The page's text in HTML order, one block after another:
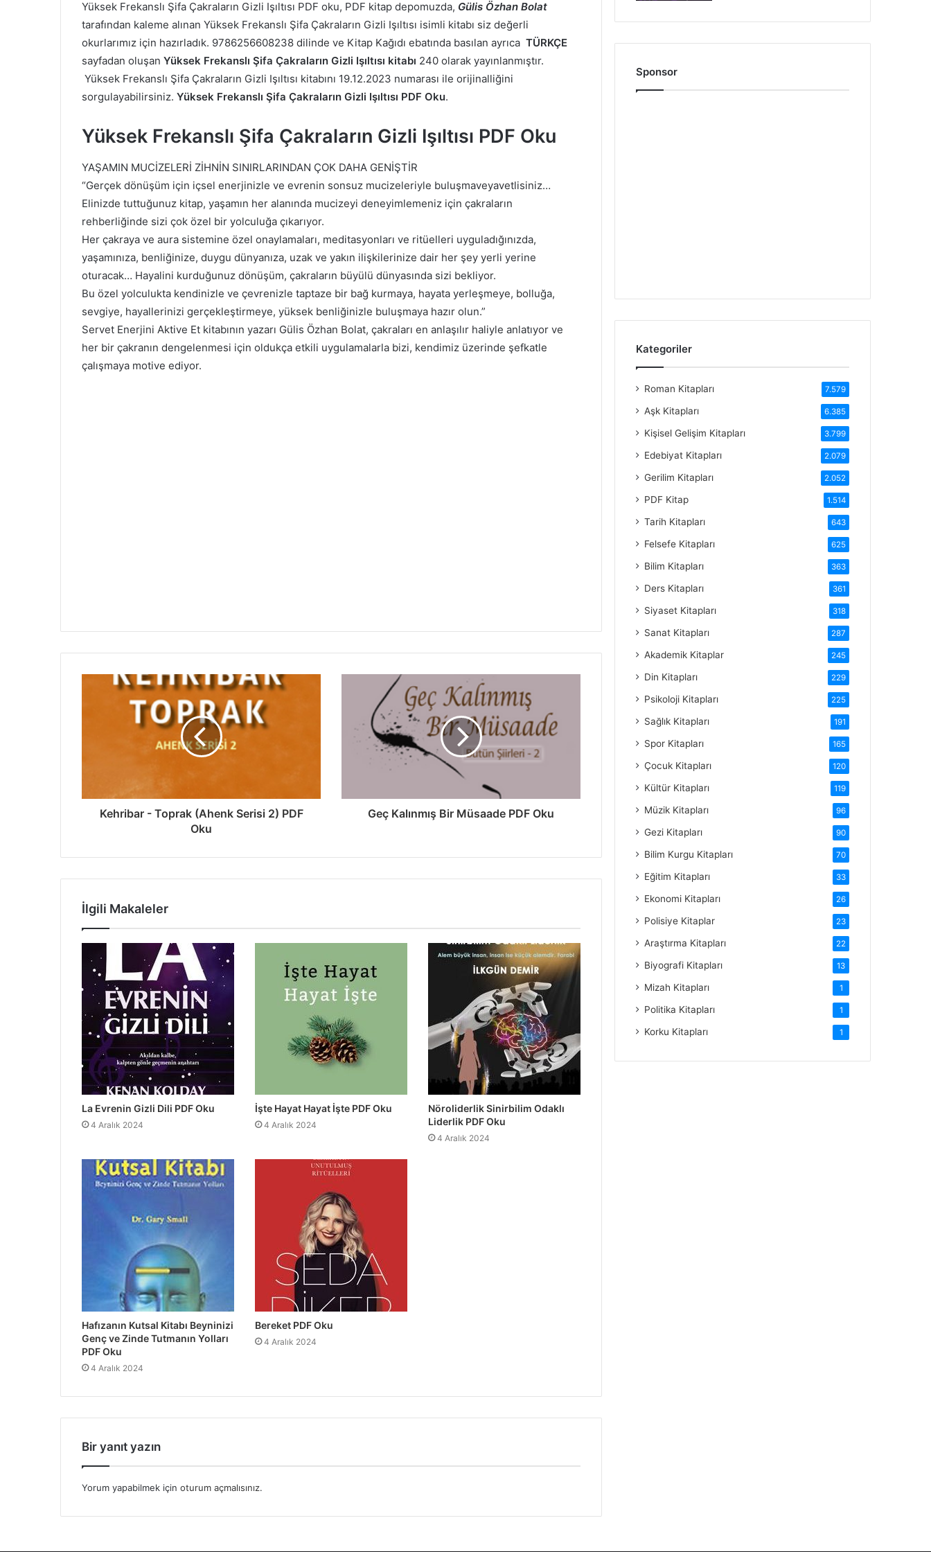
Yüksek Frekanslı Şifa Çakraların Gizli Işıltısı PDF oku, PDF kitap depomuzda, Gülis Özhan Bolat
tarafından kaleme alınan Yüksek Frekanslı Şifa Çakraların Gizli Işıltısı isimli kitabı siz değerli
okurlarımız için hazırladık. 9786256608238 dilinde ve Kitap Kağıdı ebatında basılan ayrıca TÜRKÇE
sayfadan oluşan Yüksek Frekanslı Şifa Çakraların Gizli Işıltısı kitabı 240 olarak yayınlanmıştır.
Yüksek Frekanslı Şifa Çakraların Gizli Işıltısı kitabını 19.12.2023 numarası ile orijinalliğini
sorgulayabilirsiniz. Yüksek Frekanslı Şifa Çakraların Gizli Işıltısı PDF Oku.
Yüksek Frekanslı Şifa Çakraların Gizli Işıltısı PDF Oku
YAŞAMIN MUCİZELERİ ZİHNİN SINIRLARINDAN ÇOK DAHA GENİŞTİR
“Gerçek dönüşüm için içsel enerjinizle ve evrenin sonsuz mucizeleriyle buluşmaveyavetlisiniz…
Elinizde tuttuğunuz kitap, yaşamın her alanında mucizeyi deneyimlemeniz için çakraların
rehberliğinde sizi çok özel bir yolculuğa çıkarıyor.
Her çakraya ve aura sistemine özel onaylamaları, meditasyonları ve ritüelleri uyguladığınızda,
yaşamınıza, benliğinize, duygu dünyanıza, uzak ve yakın ilişkilerinize dair her şey yerli yerine
oturacak… Hayalini kurduğunuz dönüşüm, çakraların büyülü dünyasında sizi bekliyor.
Bu özel yolculukta kendinizle ve çevrenizle taptaze bir bağ kurmaya, hayata yerleşmeye, bolluğa,
sevgiye, hayallerinizi gerçekleştirmeye, yüksek benliğinizle buluşmaya hazır olun.”
Servet Enerjini Aktive Et kitabının yazarı Gülis Özhan Bolat, çakraları en anlaşılır haliyle anlatıyor ve
her bir çakranın dengelenmesi için oldukça etkili uygulamalarla bizi, kendimiz üzerinde şefkatle
çalışmaya motive ediyor.
Kehribar - Toprak (Ahenk Serisi 2) PDF
Oku
Geç Kalınmış Bir Müsaade PDF Oku
İlgili Makaleler
La Evrenin Gizli Dili PDF Oku
4 Aralık 2024
İşte Hayat Hayat İşte PDF Oku
4 Aralık 2024
Nöroliderlik Sinirbilim Odaklı
Liderlik PDF Oku
4 Aralık 2024
Hafızanın Kutsal Kitabı Beyninizi
Genç ve Zinde Tutmanın Yolları
PDF Oku
4 Aralık 2024
Bereket PDF Oku
4 Aralık 2024
Bir yanıt yazın
Yorum yapabilmek için oturum açmalısınız.
Sponsor
Kategoriler
Roman Kitapları 7.579
Aşk Kitapları 6.385
Kişisel Gelişim Kitapları 3.799
Edebiyat Kitapları 2.079
Gerilim Kitapları 2.052
PDF Kitap 1.514
Tarih Kitapları 643
Felsefe Kitapları 625
Bilim Kitapları 363
Ders Kitapları 361
Siyaset Kitapları 318
Sanat Kitapları 287
Akademik Kitaplar 245
Din Kitapları 229
Psikoloji Kitapları 225
Sağlık Kitapları 191
Spor Kitapları 165
Çocuk Kitapları 120
Kültür Kitapları 119
Müzik Kitapları 96
Gezi Kitapları 90
Bilim Kurgu Kitapları 70
Eğitim Kitapları 33
Ekonomi Kitapları 26
Polisiye Kitaplar 23
Araştırma Kitapları 22
Biyografi Kitapları 13
Mizah Kitapları 1
Politika Kitapları 1
Korku Kitapları 1